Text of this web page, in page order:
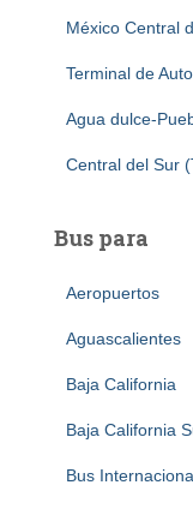
México Central
Terminal de
Agua dulce-
Central del Sur
Bus para
Aeropuertos
Aguascalientes
Baja California
Baja California
Bus